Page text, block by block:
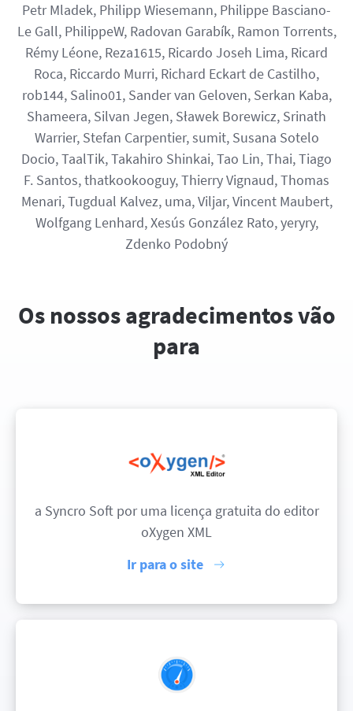
Petr Mladek, Philipp Wiesemann, Philippe Basciano-
Le Gall, PhilippeW, Radovan Garabík, Ramon Torrents,
Rémy Léone, Reza1615, Ricardo Joseh Lima, Ricard
Roca, Riccardo Murri, Richard Eckart de Castilho,
rob144, Salino01, Sander van Geloven, Serkan Kaba,
Shameera, Silvan Jegen, Sławek Borewicz, Srinath
Warrier, Stefan Carpentier, sumit, Susana Sotelo
Docio, TaalTik, Takahiro Shinkai, Tao Lin, Thai, Tiago
F. Santos, thatkookooguy, Thierry Vignaud, Thomas
Menari, Tugdual Kalvez, uma, Viljar, Vincent Maubert,
Wolfgang Lenhard, Xesús González Rato, yeryry,
Zdenko Podobný
Os nossos agradecimentos vão
para
a Syncro Soft por uma licença gratuita do editor
oXygen XML
Ir para o site